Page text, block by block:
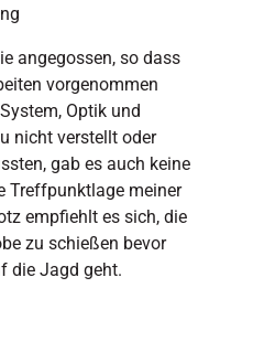
angegossen, so dass
vorgenommen
Optik und
nicht verstellt oder
gab es auch keine
Treffpunktlage meiner
empfiehlt es sich, die
zu schießen bevor
die Jagd geht.